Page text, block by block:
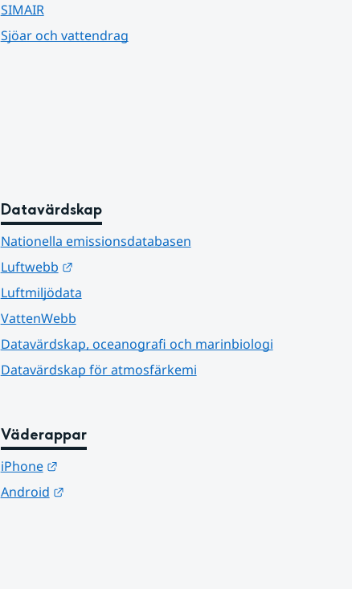
SIMAIR
Sjöar och vattendrag
Datavärdskap
Nationella emissionsdatabasen
Luftwebb
Länk till annan webbplats.
Luftmiljödata
VattenWebb
Datavärdskap, oceanografi och marinbiologi
Datavärdskap för atmosfärkemi
Väderappar
iPhone
Länk till annan webbplats.
Android
Länk till annan webbplats.